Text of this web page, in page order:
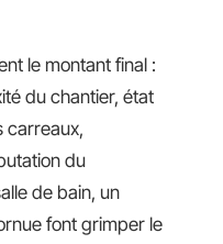
le montant final :
du chantier, état
carreaux,
du
de bain, un
font grimper le